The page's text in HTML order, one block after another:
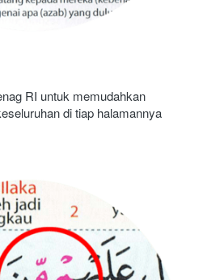
RI untuk memudahkan
di tiap halamannya